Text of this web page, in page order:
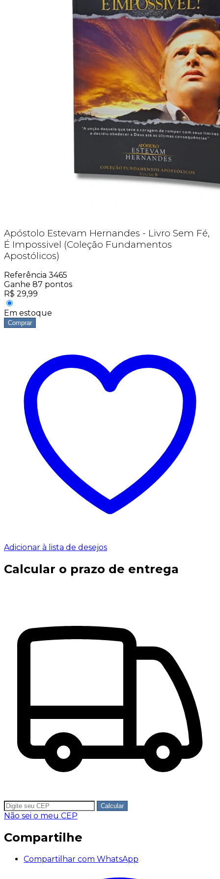
Apóstolo Estevam Hernandes - Livro Sem Fé,
É Impossivel (Coleção Fundamentos
Apostólicos)
Referência 3465
Ganhe 87 pontos
R$ 29,99
Em estoque
Comprar
Adicionar à lista de desejos
Calcular o prazo de entrega
Calcular
Não sei o meu CEP
Compartilhe
Compartilhar com WhatsApp